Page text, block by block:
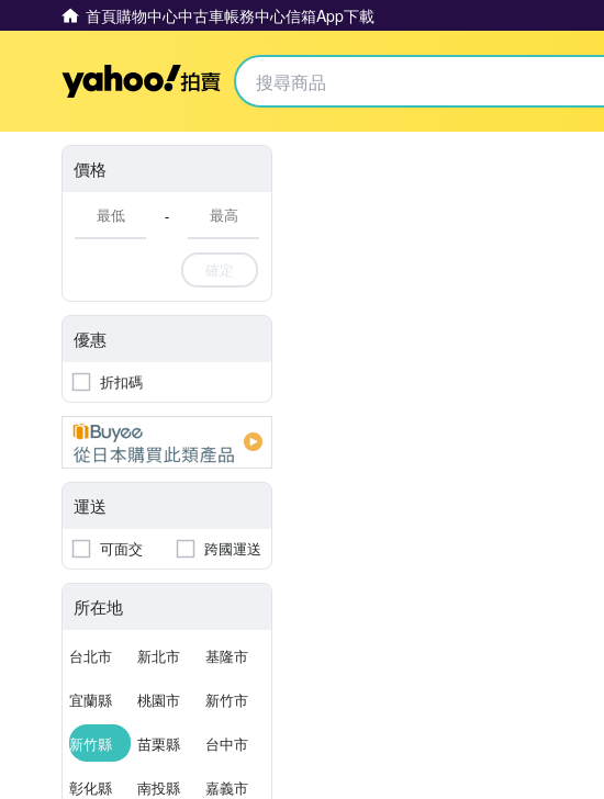
首頁購物中心中古車帳務中心信箱App下載
Yahoo拍賣
價格
-
確定
優惠
折扣碼
運送
可面交 跨國運送
所在地
台北市 新北市 基隆市
宜蘭縣 桃園市 新竹市
新竹縣 苗栗縣 台中市
彰化縣 南投縣 嘉義市